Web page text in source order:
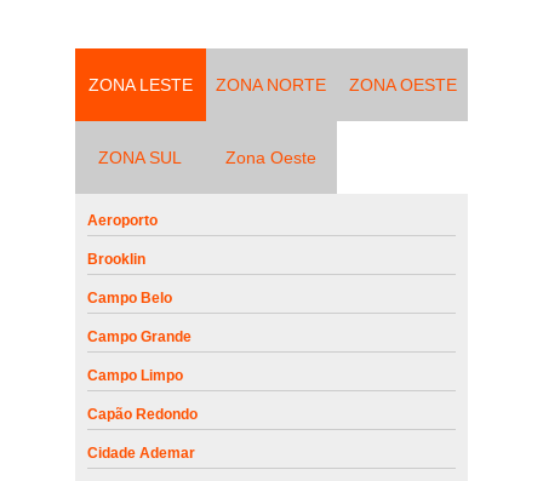
ZONA LESTE ZONA NORTE ZONA OESTE
ZONA SUL Zona Oeste
Aeroporto
Brooklin
Campo Belo
Campo Grande
Campo Limpo
Capão Redondo
Cidade Ademar